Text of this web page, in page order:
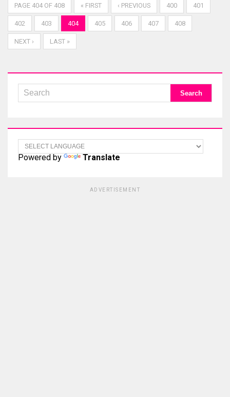
PAGE 404 OF 408 « FIRST ‹ PREVIOUS 400 401
402 403 404 405 406 407 408
NEXT › LAST »
Powered by Translate
ADVERTISEMENT